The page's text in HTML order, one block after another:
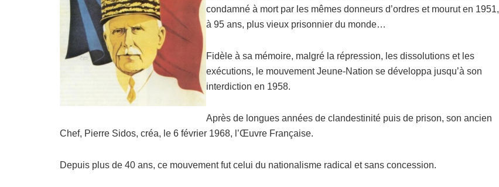
condamné à mort par les mêmes donneurs d’ordres et mourut en 1951,
à 95 ans, plus vieux prisonnier du monde…
Fidèle à sa mémoire, malgré la répression, les dissolutions et les
exécutions, le mouvement Jeune-Nation se développa jusqu’à son
interdiction en 1958.
Après de longues années de clandestinité puis de prison, son ancien
Chef, Pierre Sidos, créa, le 6 février 1968, l’Œuvre Française.
Depuis plus de 40 ans, ce mouvement fut celui du nationalisme radical et sans concession.